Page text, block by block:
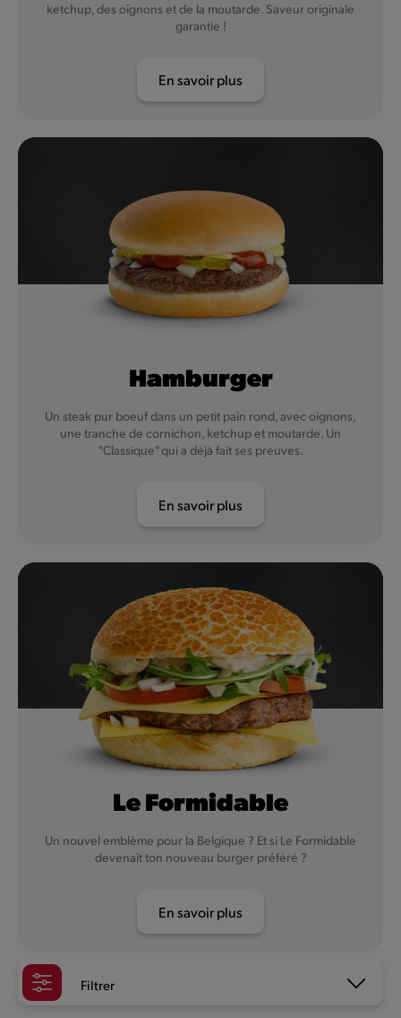
ketchup, des oignons et de la moutarde. Saveur originale
garantie !
En savoir plus
Hamburger
Un steak pur boeuf dans un petit pain rond, avec oignons,
une tranche de cornichon, ketchup et moutarde. Un
"Classique" qui a déjà fait ses preuves.
En savoir plus
Le Formidable
Un nouvel emblème pour la Belgique ? Et si Le Formidable
devenait ton nouveau burger préféré ?
En savoir plus
Filtrer